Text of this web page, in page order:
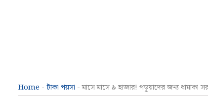
Home - টাকা পয়সা -মাসে মাসে ৯ হাজার! পড়ুয়াদের জন্য ধামাকা